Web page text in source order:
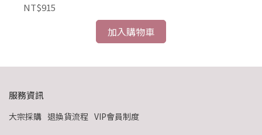
NT$915
加入購物車
服務資訊
大宗採購 退換貨流程 VIP會員制度